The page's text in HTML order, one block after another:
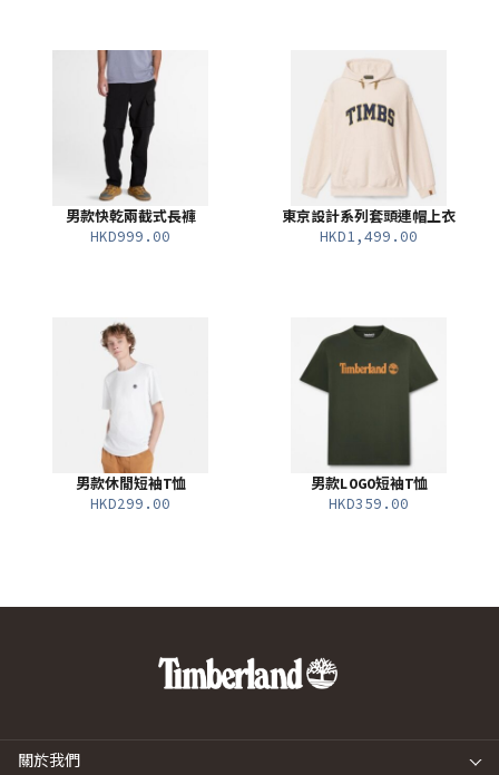
男款快乾兩截式長褲
HKD999.00
東京設計系列套頭連帽上衣
HKD1,499.00
男款休閒短袖T恤
HKD299.00
男款LOGO短袖T恤
HKD359.00
關於我們